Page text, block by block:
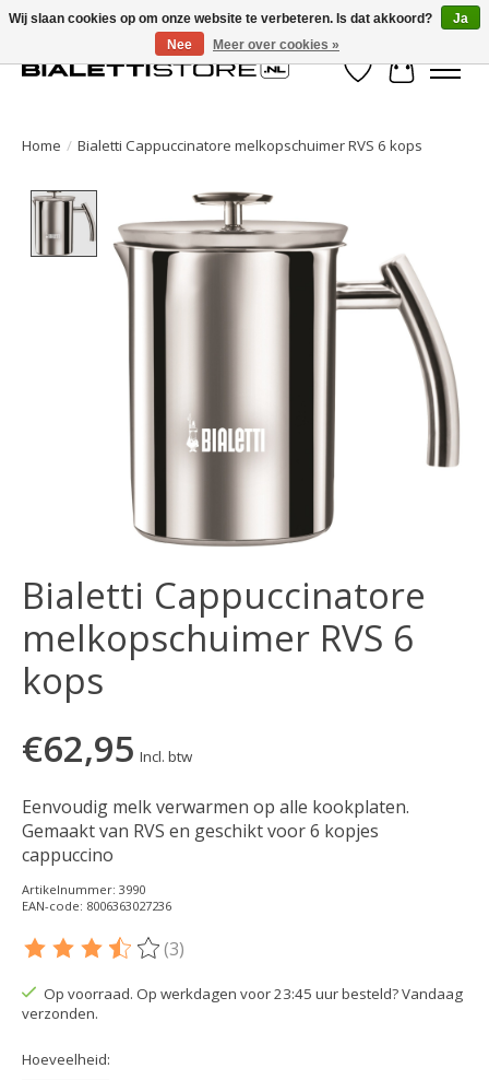
Verlanglijst
Home / Bialetti Cappuccinatore melkopschuimer RVS 6 kops
Product image slideshow Items
Bialetti Cappuccinatore
melkopschuimer RVS 6
kops
€62,95 Incl. btw
Eenvoudig melk verwarmen op alle kookplaten.
Gemaakt van RVS en geschikt voor 6 kopjes
cappuccino
Artikelnummer: 3990
EAN-code: 8006363027236
De beoordeling van dit product is
(3)
Op voorraad. Op werkdagen voor 23:45 uur besteld? Vandaag
verzonden.
Hoeveelheid:
Wij slaan cookies op om onze website te verbeteren. Is dat akkoord?
Ja
Nee
Meer over cookies »